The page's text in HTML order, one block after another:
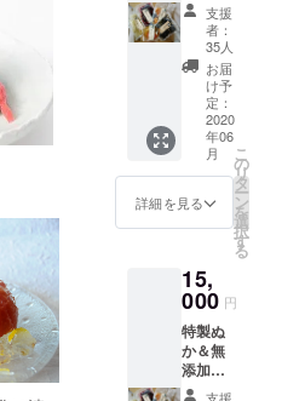
特製ぬ
か（１
㎏ × ２
袋）
便（３
回）
・３
か月
間、毎
月末に
無添加
漬物
（３
袋）を
お送り
いたし
・３
か月
間、毎
月末に
特製ぬ
か（１
㎏） を
支援
者：
35人
お届
け予
定：
2020
年06
月
詳細を見る
こ
の
リ
タ
ー
ン
を
選
択
す
る
15,
000 円
特製ぬ
か＆無
添加漬
物定期